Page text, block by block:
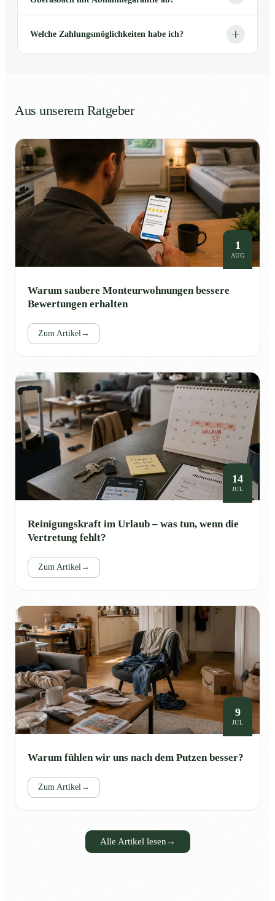
Welche Zahlungsmöglichkeiten habe ich?
Aus unserem Ratgeber
1
AUG
Warum saubere Monteurwohnungen bessere
Bewertungen erhalten
Zum Artikel →
14
JUL
Reinigungskraft im Urlaub – was tun, wenn die
Vertretung fehlt?
Zum Artikel →
9
JUL
Warum fühlen wir uns nach dem Putzen besser?
Zum Artikel →
Alle Artikel lesen →